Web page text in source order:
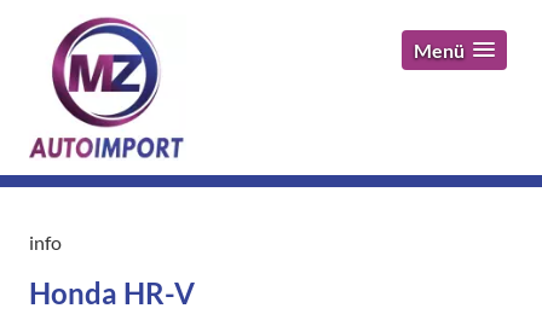
Menü
info
Honda HR-V